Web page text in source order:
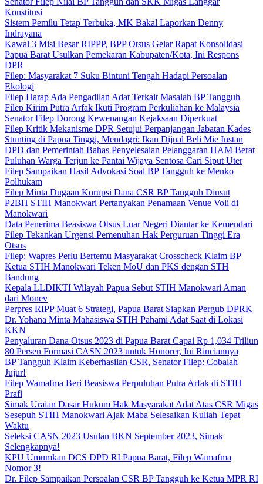
Konstitusi
Sistem Pemilu Tetap Terbuka, MK Bakal Laporkan Denny
Indrayana
Kawal 3 Misi Besar RIPPP, BPP Otsus Gelar Rapat Konsolidasi
Papua Barat Usulkan Pemekaran Kabupaten/Kota, Ini Respons
DPR
Filep: Masyarakat 7 Suku Bintuni Tengah Hadapi Persoalan
Ekologi
Filep Harap Ada Pengadilan Adat Terkait Masalah BP Tangguh
Filep Kirim Putra Arfak Ikuti Program Perkuliahan ke Malaysia
Senator Filep Dorong Kewenangan Kejaksaan Diperkuat
Filep Kritik Mekanisme DPR Setujui Perpanjangan Jabatan Kades
Stunting di Papua Tinggi, Mendagri: Ikan Dijual Beli Mie Instan
DPD dan Pemerintah Bahas Penyelesaian Pelanggaran HAM Berat
Puluhan Warga Terjun ke Pantai Wijaya Sentosa Cari Siput Uter
Filep Sampaikan Hasil Advokasi Soal BP Tangguh ke Menko
Polhukam
Filep Minta Dugaan Korupsi Dana CSR BP Tangguh Diusut
P2BH STIH Manokwari Pertanyakan Penamaan Venue Voli di
Manokwari
Data Penerima Beasiswa Otsus Luar Negeri Diantar ke Kemendari
Filep Tekankan Urgensi Pemenuhan Hak Perguruan Tinggi Era
Otsus
Filep: Wapres Perlu Bertemu Masyarakat Crosscheck Klaim BP
Ketua STIH Manokwari Teken MoU dan PKS dengan STH
Bandung
Kepala LLDIKTI Wilayah Papua Sebut STIH Manokwari Aman
dari Monev
Perpres RIPP Muat 6 Strategi, Papua Barat Siapkan Pergub DPRK
Dr. Yohana Minta Mahasiswa STIH Pahami Adat Saat di Lokasi
KKN
Penyaluran Dana Otsus 2023 di Papua Barat Capai Rp 1,034 Triliun
80 Persen Formasi CASN 2023 untuk Honorer, Ini Rinciannya
BP Tangguh Klaim Keberhasilan CSR, Senator Filep: Cobalah
Jujur!
Filep Wamafma Beri Beasiswa Perpuluhan Putra Arfak di STIH
Prafi
Simak Uraian Dasar Hukum Hak Masyarakat Adat Atas CSR Migas
Sesepuh STIH Manokwari Ajak Maba Selesaikan Kuliah Tepat
Waktu
Seleksi CASN 2023 Usulan BKN September 2023, Simak
Selengkapnya!
KPU Umumkan DCS DPD RI Papua Barat, Filep Wamafma
Nomor 3!
Dr. Filep Sampaikan Persoalan CSR BP Tangguh ke Ketua MPR RI